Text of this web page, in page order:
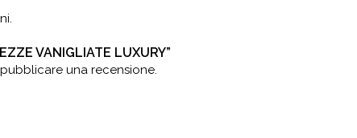
VANIGLIATE LUXURY”
una recensione.